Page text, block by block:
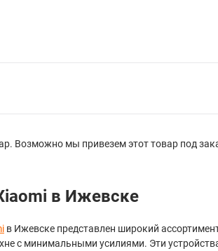
Возможно мы привезем этот товар под
в Ижевске
в Ижевске представлен широкий
с минимальными усилиями. Эти